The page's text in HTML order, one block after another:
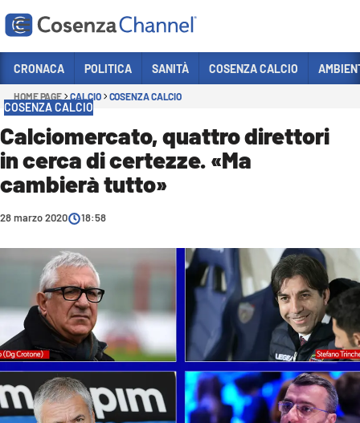
Sezioni
CRONACA
POLITICA
COSENZA CALCIO
ECONOMIA E LAVORO
SANITÀ
SPORT
CULTURA
AMBIENTE
Streaming
CRONACA POLITICA SANITÀ COSENZA CALCIO
HOME PAGE CALCIO COSENZA CALCIO
COSENZA CALCIO
Calciomercato, quattro direttori
in cerca di certezze. «Ma
cambierà tutto»
28 marzo 2020 18:58